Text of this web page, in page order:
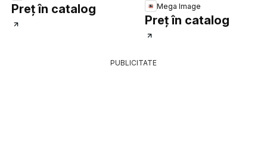
Preț în catalog
Mega Image
Preț în catalog
PUBLICITATE